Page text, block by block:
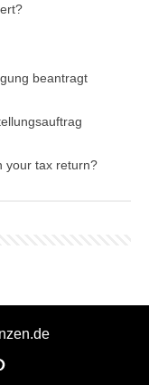
beantragt
your tax return?